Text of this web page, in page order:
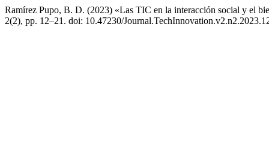
Ramírez Pupo, B. D. (2023) «Las TIC en la interacción social y el
2(2), pp. 12–21. doi: 10.47230/